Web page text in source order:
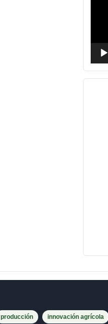
producción innovación agrícola